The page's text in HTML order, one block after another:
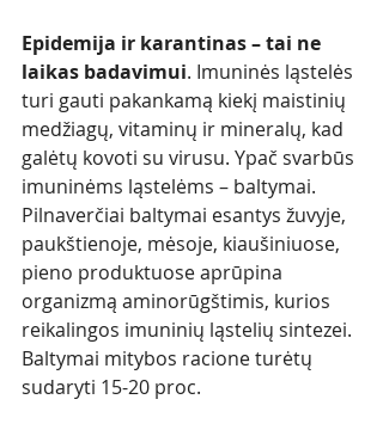
Epidemija ir karantinas – tai ne
laikas badavimui. Imuninės ląstelės
turi gauti pakankamą kiekį maistinių
medžiagų, vitaminų ir mineralų, kad
galėtų kovoti su virusu. Ypač svarbūs
imuninėms ląstelėms – baltymai.
Pilnaverčiai baltymai esantys žuvyje,
paukštienoje, mėsoje, kiaušiniuose,
pieno produktuose aprūpina
organizmą aminorūgštimis, kurios
reikalingos imuninių ląstelių sintezei.
Baltymai mitybos racione turėtų
sudaryti 15-20 proc.